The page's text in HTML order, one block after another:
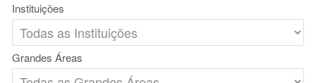
Instituições
Grandes Áreas